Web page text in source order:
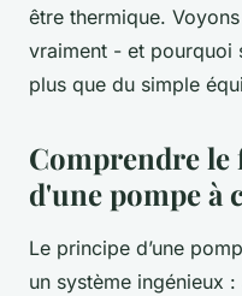
être thermique.
vraiment - et pourquoi
plus que du simple
Comprendre
d'une pompe à
Le principe d’une
un système ingénieux